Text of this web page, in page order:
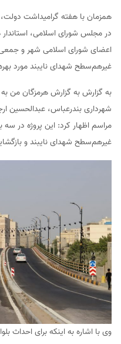
همزمان با هفته گرامیداشت
در مجلس شورای اسلامی، استاندار
اعضای شورای اسلامی شهر و جمعی
غیرهم‌سطح شهدای نایبند مورد
به گزارش به گزارش هرمزگان من به
شهرداری بندرعباس، عبدالحسین
مراسم اظهار کرد: این پروژه در
غیرهم‌سطح شهدای نایبند و